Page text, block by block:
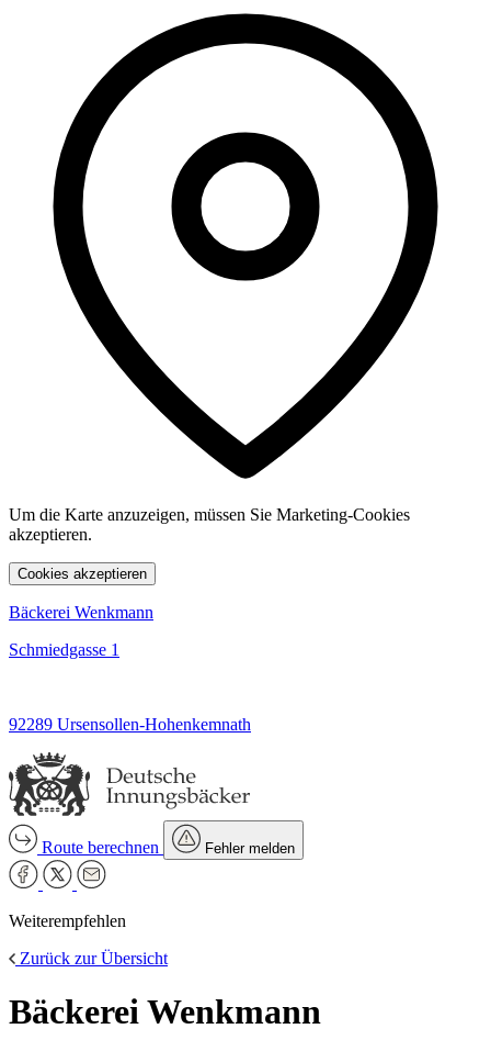
Um die Karte anzuzeigen, müssen Sie Marketing-Cookies
akzeptieren.
Cookies akzeptieren
Bäckerei Wenkmann
Schmiedgasse 1
92289 Ursensollen-Hohenkemnath
Route berechnen Fehler melden
Weiterempfehlen
Zurück zur Übersicht
Bäckerei Wenkmann